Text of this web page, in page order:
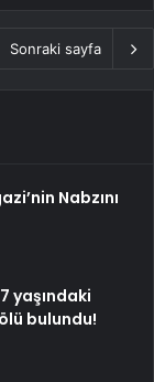
Sonraki sayfa
Nabzını
yaşındaki
bulundu!